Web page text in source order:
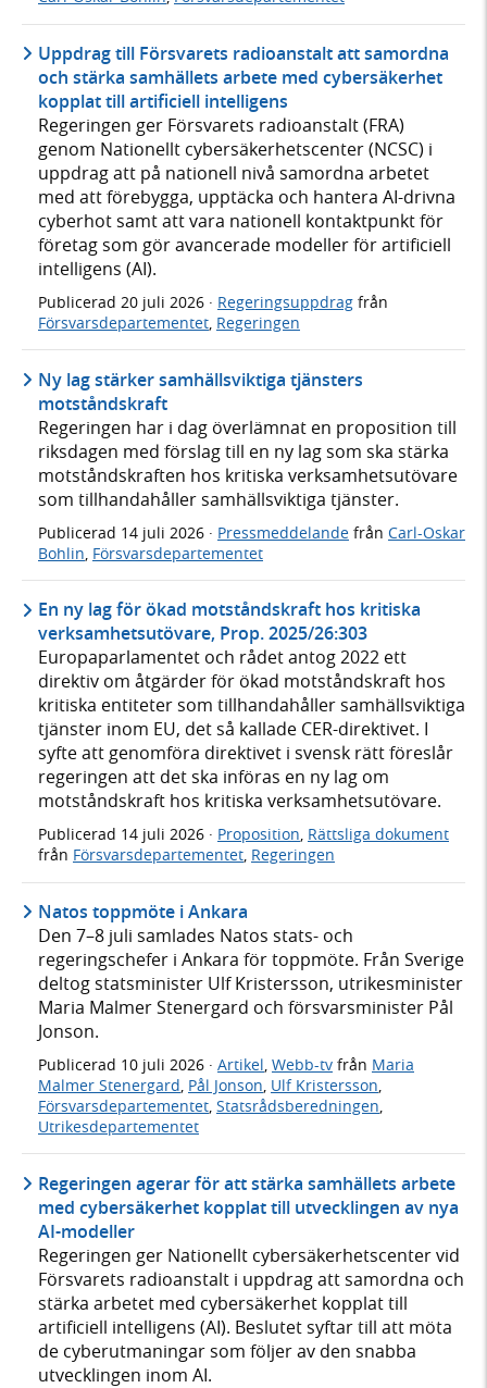
Uppdrag till Försvarets radioanstalt att samordna
och stärka samhällets arbete med cybersäkerhet
kopplat till artificiell intelligens
Regeringen ger Försvarets radioanstalt (FRA)
genom Nationellt cybersäkerhetscenter (NCSC) i
uppdrag att på nationell nivå samordna arbetet
med att förebygga, upptäcka och hantera AI-drivna
cyberhot samt att vara nationell kontaktpunkt för
företag som gör avancerade modeller för artificiell
intelligens (AI).
Publicerad 20 juli 2026 · Regeringsuppdrag från
Försvarsdepartementet, Regeringen
Ny lag stärker samhällsviktiga tjänsters
motståndskraft
Regeringen har i dag överlämnat en proposition till
riksdagen med förslag till en ny lag som ska stärka
motståndskraften hos kritiska verksamhetsutövare
som tillhandahåller samhällsviktiga tjänster.
Publicerad 14 juli 2026 · Pressmeddelande från Carl-Oskar
Bohlin Försvarsdepartementet
En ny lag för ökad motståndskraft hos kritiska
verksamhetsutövare, Prop. 2025/26:303
Europaparlamentet och rådet antog 2022 ett
direktiv om åtgärder för ökad motståndskraft hos
kritiska entiteter som tillhandahåller samhällsviktiga
tjänster inom EU, det så kallade CER-direktivet. I
syfte att genomföra direktivet i svensk rätt föreslår
regeringen att det ska införas en ny lag om
motståndskraft hos kritiska verksamhetsutövare.
Publicerad 14 juli 2026 · Proposition, Rättsliga dokument
från Försvarsdepartementet, Regeringen
Natos toppmöte i Ankara
Den 7–8 juli samlades Natos stats- och
regeringschefer i Ankara för toppmöte. Från Sverige
deltog statsminister Ulf Kristersson, utrikesminister
Maria Malmer Stenergard och försvarsminister Pål
Jonson.
Publicerad 10 juli 2026 · Artikel, Webb-tv från Maria
Malmer Stenergard, Pål Jonson, Ulf Kristersson,
Försvarsdepartementet, Statsrådsberedningen,
Utrikesdepartementet
Regeringen agerar för att stärka samhällets arbete
med cybersäkerhet kopplat till utvecklingen av nya
AI-modeller
Regeringen ger Nationellt cybersäkerhetscenter vid
Försvarets radioanstalt i uppdrag att samordna och
stärka arbetet med cybersäkerhet kopplat till
artificiell intelligens (AI). Beslutet syftar till att möta
de cyberutmaningar som följer av den snabba
utvecklingen inom AI.